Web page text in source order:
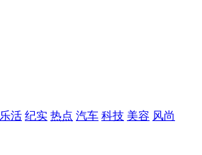
乐活 纪实 热点 汽车 科技 美容 风尚